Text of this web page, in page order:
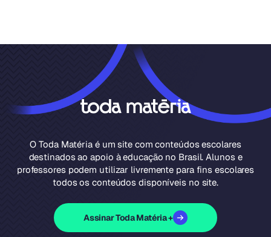
O Toda Matéria é um site com conteúdos escolares
destinados ao apoio à educação no Brasil. Alunos e
professores podem utilizar livremente para fins escolares
todos os conteúdos disponíveis no site.
Assinar Toda Matéria +